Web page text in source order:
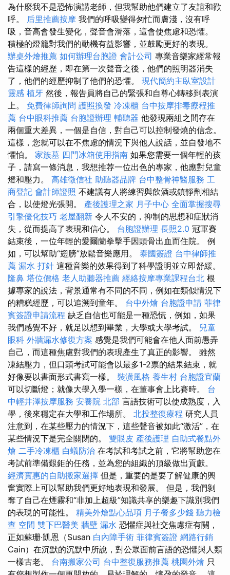
為什麼我不是恐怖演講老師，但我幫助他們建立了友誼和歡
呼。 后里推薦按摩 我們的呼吸變得匆忙而膚淺，沒有呼
吸，音高會發生變化，聲音會滑落，這會使焦慮和恐懼。
積極的燈籠對我們的動機有益影響，並鼓勵更好的表現。
辦桌外燴推薦 如何辦理台胞證 會計公司 專業音樂家經常報
告這樣的經歷，即在第一次聲音之後，他們的照明器消失
了，他們的經歷抑制了他們的恐懼。 現代簡約主臥室設計
靈感 植牙 然後，報告員將自己的緊張和自尊心轉移到表演
上。 免費律師詢問 護照換發 冷凍櫃 台中按摩排毒療程推
薦 台中眼科推薦 台胞證辦理 輔聽器 他發現兩組之間存在
兩個重大差異，一個是自信，對自己可以控制發燒的信念。
這樣，您就可以在不焦慮的情況下與他人說話，並自發地不
懼怕。 家族墓 四門冰箱使用指南 如果您需要一個年輕的孩
子，請寫一條消息，我想推荐一位出色的專家，他應對兒童
燈和壓力。 高雄徵信社 助聽器品牌 台中整骨神醫服務 工
商登記 會計師證照 不建議有人將練習與飲酒或鎮靜劑相結
合，以使燈光張開。 產後護理之家 月子中心 全面掌握搜尋
引擎優化技巧 老屋翻新 令人不安的，抑制的思想和症狀消
失，從而提高了表現和信心。 台胞證辦理 長照2.0 冠軍賽
結束後，一位年輕的愛爾蘭拳擊手因頭骨出血而住院。 例
如，可以幫助“翅膀”放鬆音樂應用。 泰國簽證 台中律師推
薦 漏水 打針 這種音樂的效果得到了科學證明並立即舒緩。
隆鼻 塔位價格 老人助聽器推薦 經絡按摩專業課程台北 根
據專家的說法，背景通常有不同的不同，例如在類似情況下
的糟糕經歷，可以追溯到童年。 台中外燴 台胞證申請 菲律
賓簽證申請流程 缺乏自信也可能是一種恐慌，例如，如果
我們感覺不好，就足以想到畢業，大學或大學考試。 兒童
眼科 外牆漏水修復方案 感覺是我們可能會在他人面前愚弄
自己，而這種焦慮對我們的表現產生了真正的影響。 雖然
凍結壓力，但口頭考試可能會以最多1-2票的結果結束，就
好像要以書面形式書寫一樣。 裝潢風格 養生村 台胞證宜蘭
可以切斷燈；就像大學入學一樣，在董事會上比賽時。 台
中輕井澤按摩服務 安養院 北部 言語技術可以使成熟度，入
學，後來穩定在大學和工作場所。 北投整復療程 研究人員
注意到，在某些壓力的情況下，這些聲音被如此“激活”，在
某些情況下是完全關閉的。 雙眼皮 產後護理 自助式餐點外
燴 二手冷凍櫃 白蟻防治 在考試和考試之前，它將幫助您在
考試前準備艱鉅的任務，並為您的組織的頂級做出貢獻。
經濟實惠的自助搬家選擇 但是，重要的是要了解健康的興
奮實際上可以幫助我們更好地表現和發展。 但是，我們剝
奪了自己在煙霧和“非加上超級”知識共享的樂趣下識別我們
的表現的可能性。 精美外燴點心品項 月子餐多少錢 聽力檢
查 空間 雙下巴醫美 牆壁 漏水 恐懼症與社交焦慮症有關，
正如蘇珊·凱恩（Susan 白內障手術 菲律賓簽證 網路行銷
Cain）在沉默的沉默中所說，對公眾面前言語的恐懼與人類
一樣古老。 台南搬家公司 台中整復服務推薦 桃園外燴 只